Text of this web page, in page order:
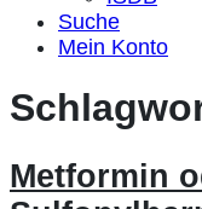
Suche
Mein Konto
Metformin